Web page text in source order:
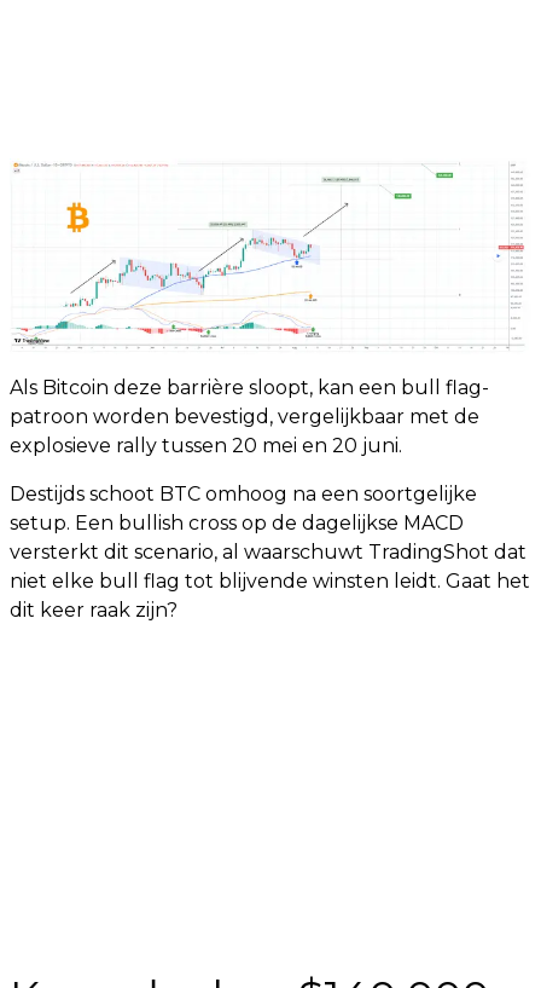
Als Bitcoin deze barrière sloopt, kan een bull flag-
patroon worden bevestigd, vergelijkbaar met de
explosieve rally tussen 20 mei en 20 juni.
Destijds schoot BTC omhoog na een soortgelijke
setup. Een bullish cross op de dagelijkse MACD
versterkt dit scenario, al waarschuwt TradingShot dat
niet elke bull flag tot blijvende winsten leidt. Gaat het
dit keer raak zijn?